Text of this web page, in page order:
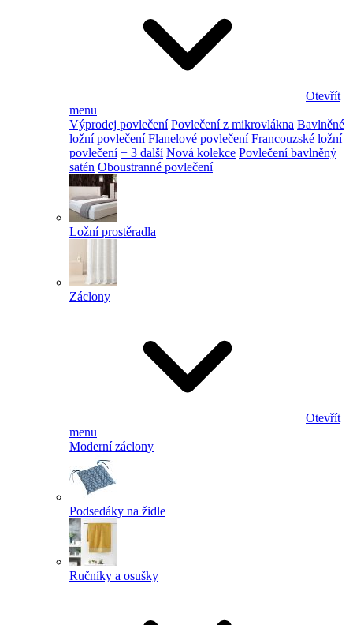
Otevřít
menu
Výprodej povlečení Povlečení z mikrovlákna Bavlněné
ložní povlečení Flanelové povlečení Francouzské ložní
povlečení + 3 další Nová kolekce Povlečení bavlněný
satén Oboustranné povlečení
Ložní prostěradla
Záclony
Otevřít
menu
Moderní záclony
Podsedáky na židle
Ručníky a osušky